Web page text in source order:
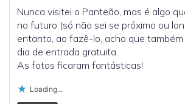
Nunca visitei o Panteão, mas é algo
no futuro (só não sei se próximo ou
entanto, ao fazê-lo, acho que
dia de entrada gratuita.
As fotos ficaram fantásticas!
Loading...